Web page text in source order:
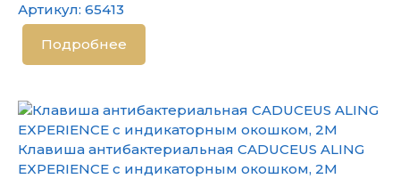
Артикул: 65413
Подробнее
Клавиша антибактериальная CADUCEUS ALING
EXPERIENCE с индикаторным окошком, 2М